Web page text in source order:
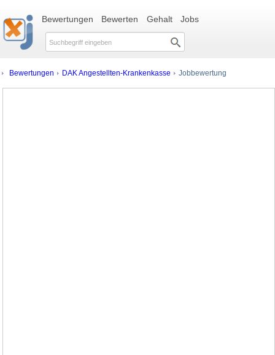
Bewertungen Bewerten Gehalt Jobs
Bewertungen DAK Angestellten-Krankenkasse Jobbewertung